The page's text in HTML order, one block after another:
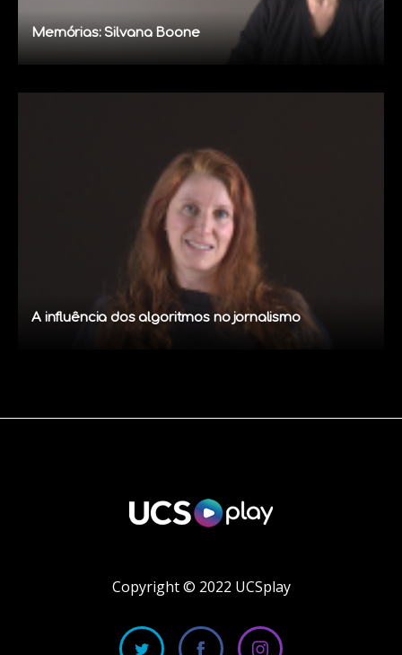
Memórias: Silvana Boone
A influência dos algoritmos no jornalismo
Copyright © 2022 UCSplay